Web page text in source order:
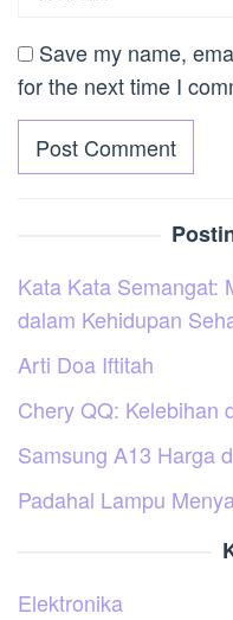
Save my name,
for the next time I
Kata Kata Semangat:
dalam Kehidupan
Arti Doa Iftitah
Chery QQ: Kelebihan
Samsung A13 Harga
Padahal Lampu
Elektronika